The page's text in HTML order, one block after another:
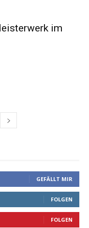
im
GEFÄLLT MIR
FOLGEN
FOLGEN